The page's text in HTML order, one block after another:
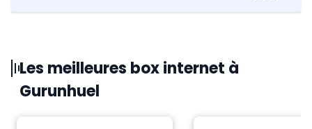
Les meilleures box internet à
Gurunhuel